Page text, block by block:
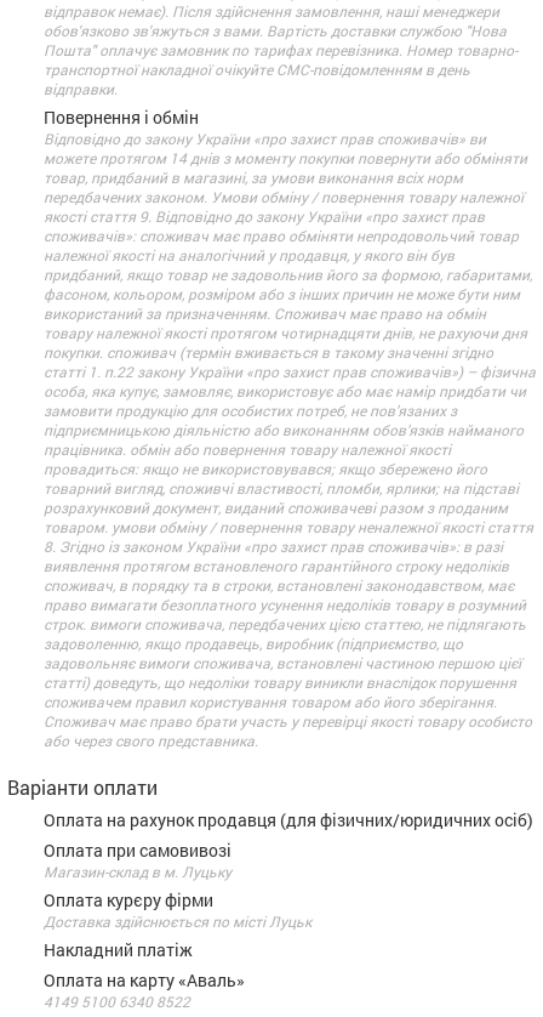
відправок немає). Після здійснення замовлення, наші менеджери
обов'язково зв'яжуться з вами. Вартість доставки службою "Нова
Пошта" оплачує замовник по тарифах перевізника. Номер товарно-
транспортної накладної очікуйте СМС-повідомленням в день
відправки.
Повернення і обмін
Відповідно до закону України «про захист прав споживачів» ви
можете протягом 14 днів з моменту покупки повернути або обміняти
товар, придбаний в магазині, за умови виконання всіх норм
передбачених законом. Умови обміну / повернення товару належної
якості стаття 9. Відповідно до закону України «про захист прав
споживачів»: споживач має право обміняти непродовольчий товар
належної якості на аналогічний у продавця, у якого він був
придбаний, якщо товар не задовольнив його за формою, габаритами,
фасоном, кольором, розміром або з інших причин не може бути ним
використаний за призначенням. Споживач має право на обмін
товару належної якості протягом чотирнадцяти днів, не рахуючи дня
покупки. споживач (термін вживається в такому значенні згідно
статті 1. п.22 закону України «про захист прав споживачів») – фізична
особа, яка купує, замовляє, використовує або має намір придбати чи
замовити продукцію для особистих потреб, не пов’язаних з
підприємницькою діяльністю або виконанням обов’язків найманого
працівника. обмін або повернення товару належної якості
провадиться: якщо не використовувався; якщо збережено його
товарний вигляд, споживчі властивості, пломби, ярлики; на підставі
розрахунковий документ, виданий споживачеві разом з проданим
товаром. умови обміну / повернення товару неналежної якості стаття
8. Згідно із законом України «про захист прав споживачів»: в разі
виявлення протягом встановленого гарантійного строку недоліків
споживач, в порядку та в строки, встановлені законодавством, має
право вимагати безоплатного усунення недоліків товару в розумний
строк. вимоги споживача, передбачених цією статтею, не підлягають
задоволенню, якщо продавець, виробник (підприємство, що
задовольняє вимоги споживача, встановлені частиною першою цієї
статті) доведуть, що недоліки товару виникли внаслідок порушення
споживачем правил користування товаром або його зберігання.
Споживач має право брати участь у перевірці якості товару особисто
або через свого представника.
Варіанти оплати
Оплата на рахунок продавця (для фізичних/юридичних осіб)
Оплата при самовивозі
Магазин-склад в м. Луцьку
Оплата курєру фірми
Доставка здійснюється по місті Луцьк
Накладний платіж
Оплата на карту «Аваль»
4149 5100 6340 8522